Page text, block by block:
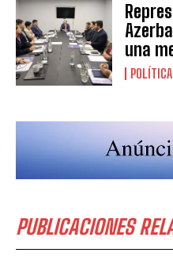
una
POLÍTICA
PUBLICACIONES